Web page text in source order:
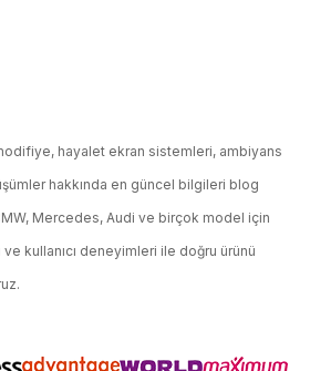
hayalet ekran sistemleri, ambiyans
hakkında en güncel bilgileri blog
Mercedes, Audi ve birçok model için
kullanıcı deneyimleri ile doğru ürünü